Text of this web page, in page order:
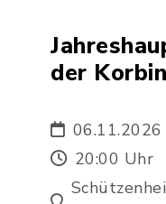
der
06.11.2026
20:00 Uhr